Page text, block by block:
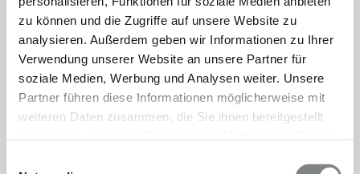
zu können und die Zugriffe auf unsere Website zu
analysieren. Außerdem geben wir Informationen zu Ihrer
Verwendung unserer Website an unsere Partner für
soziale Medien, Werbung und Analysen weiter. Unsere
Partner führen diese Informationen möglicherweise mit
weiteren Daten zusammen, die Sie ihnen bereitgestellt
161,11 kWh / (m²*a)
Endenergiebedarf
Weitere Informationen